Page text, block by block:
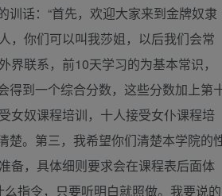
话：“首先，欢迎大家来到金牌奴隶
，你们可以叫我莎姐，以后我们会常
联系，前10天学习的为基本常识，
得到一个综合分数，这些分数加上第
女奴课程培训，十人接受女仆课程培
楚。第三，我希望你们清楚本学院的
备，具体细则要求会在课程表后面体
指令，只要听明白就照做。我要说的